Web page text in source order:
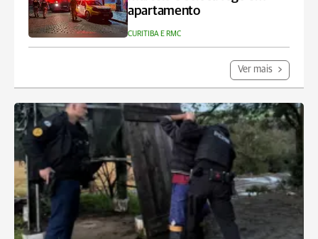
apartamento
CURITIBA E RMC
Ver mais